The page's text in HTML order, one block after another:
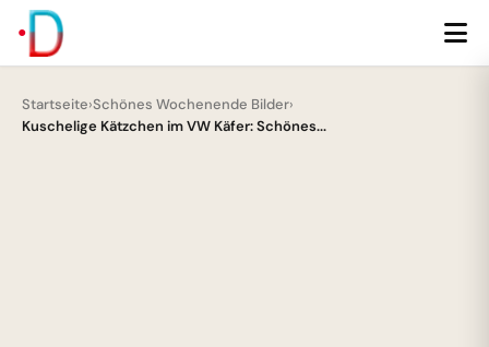
Startseite›Schönes Wochenende Bilder›
Kuschelige Kätzchen im VW Käfer: Schönes...